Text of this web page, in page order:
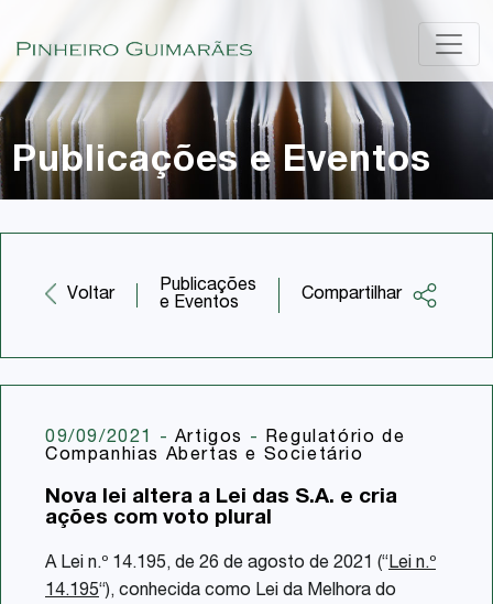
Publicações e Eventos
Voltar
Publicações
e Eventos
Compartilhar
Twitter
Email
Share
09/09/2021 - Artigos - Regulatório de
Companhias Abertas e Societário
Nova lei altera a Lei das S.A. e cria
ações com voto plural
A Lei n.º 14.195, de 26 de agosto de 2021 (“Lei n.º
14.195“), conhecida como Lei da Melhora do